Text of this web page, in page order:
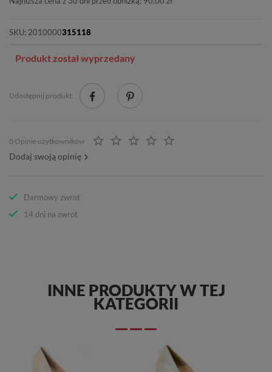
SKU: 2010000315118
Produkt został wyprzedany
Udostępnij produkt:
0 Opinie użytkowników
Dodaj swoją opinię
Darmowy zwrot
14 dni na zwrot
INNE PRODUKTY W TEJ
KATEGORII